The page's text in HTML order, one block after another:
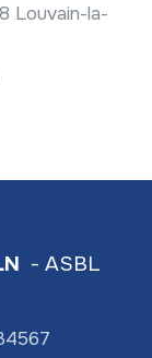
Louvain-la-
- ASBL